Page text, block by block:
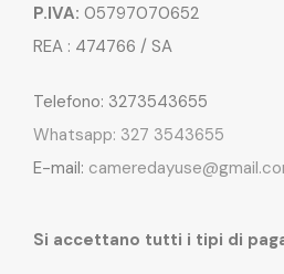
P.IVA: 05797070652
REA : 474766 / SA
Telefono: 3273543655
Whatsapp: 327 3543655
E-mail:
Si accettano tutti i tipi di